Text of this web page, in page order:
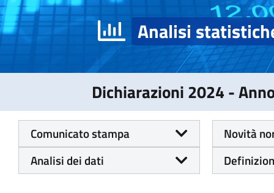
Analisi
Dichiarazioni 2024 -
Comunicato stampa
Novità
Analisi dei dati